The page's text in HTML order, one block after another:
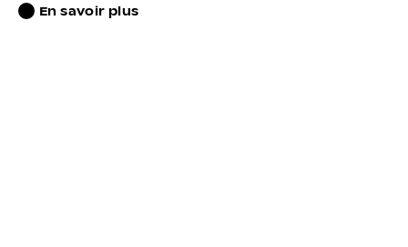
En savoir plus